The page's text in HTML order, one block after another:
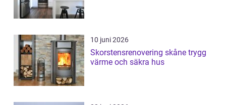
10 juni 2026
Skorstensrenovering skåne trygg
värme och säkra hus